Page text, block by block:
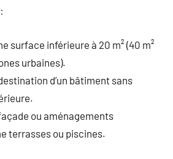
surface inférieure à 20 m² (40 m²
urbaines).
d’un bâtiment sans
ou aménagements
terrasses ou piscines.